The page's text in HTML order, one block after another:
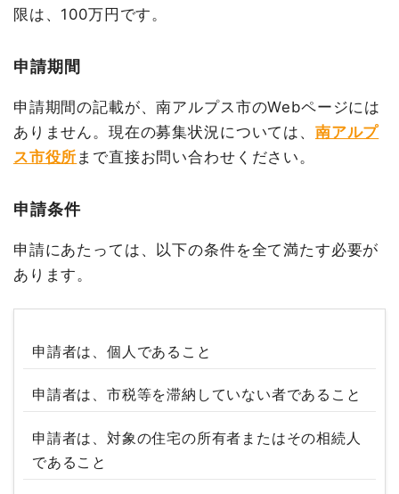
限は、100万円です。
申請期間
申請期間の記載が、南アルプス市のWebページには
ありません。現在の募集状況については、 南アルプ
ス市役所 まで直接お問い合わせください。
申請条件
申請にあたっては、以下の条件を全て満たす必要が
あります。
申請者は、個人であること
申請者は、市税等を滞納していない者であること
申請者は、対象の住宅の所有者またはその相続人
であること